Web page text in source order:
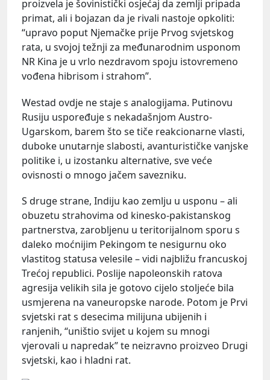
proizvela je šovinistički osjećaj da zemlji pripada
primat, ali i bojazan da je rivali nastoje opkoliti:
“upravo poput Njemačke prije Prvog svjetskog
rata, u svojoj težnji za međunarodnim usponom
NR Kina je u vrlo nezdravom spoju istovremeno
vođena hibrisom i strahom”.
Westad ovdje ne staje s analogijama. Putinovu
Rusiju uspoređuje s nekadašnjom Austro-
Ugarskom, barem što se tiče reakcionarne vlasti,
duboke unutarnje slabosti, avanturističke vanjske
politike i, u izostanku alternative, sve veće
ovisnosti o mnogo jačem savezniku.
S druge strane, Indiju kao zemlju u usponu – ali
obuzetu strahovima od kinesko-pakistanskog
partnerstva, zarobljenu u teritorijalnom sporu s
daleko moćnijim Pekingom te nesigurnu oko
vlastitog statusa velesile – vidi najbližu francuskoj
Trećoj republici. Poslije napoleonskih ratova
agresija velikih sila je gotovo cijelo stoljeće bila
usmjerena na vaneuropske narode. Potom je Prvi
svjetski rat s desecima milijuna ubijenih i
ranjenih, “uništio svijet u kojem su mnogi
vjerovali u napredak” te neizravno proizveo Drugi
svjetski, kao i hladni rat.